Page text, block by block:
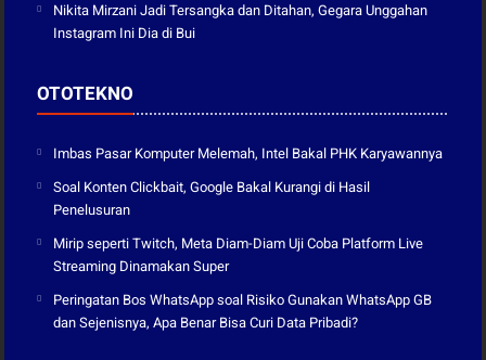
Nikita Mirzani Jadi Tersangka dan Ditahan, Gegara Unggahan
Instagram Ini Dia di Bui
OTOTEKNO
Imbas Pasar Komputer Melemah, Intel Bakal PHK Karyawannya
Soal Konten Clickbait, Google Bakal Kurangi di Hasil
Penelusuran
Mirip seperti Twitch, Meta Diam-Diam Uji Coba Platform Live
Streaming Dinamakan Super
Peringatan Bos WhatsApp soal Risiko Gunakan WhatsApp GB
dan Sejenisnya, Apa Benar Bisa Curi Data Pribadi?